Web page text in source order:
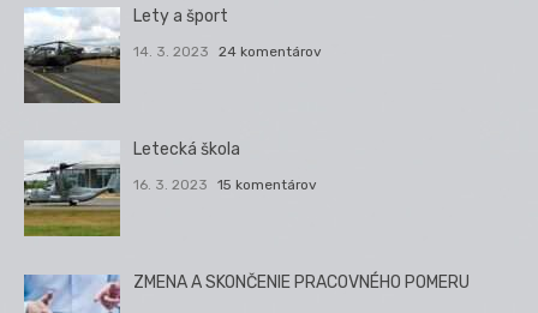
Lety a šport
14. 3. 2023 24 komentárov
Letecká škola
16. 3. 2023 15 komentárov
ZMENA A SKONČENIE PRACOVNÉHO POMERU